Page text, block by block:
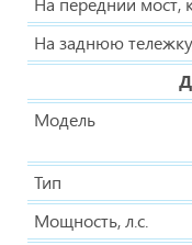
На заднюю
Модель
Тип
Мощность, л.с.